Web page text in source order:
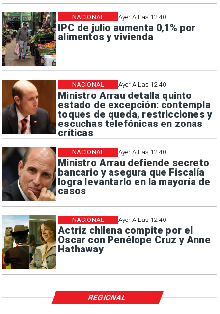
Ayer A Las 12:40
IPC de julio aumenta 0,1% por
alimentos y vivienda
NACIONAL
Ayer A Las 12:40
Ministro Arrau detalla quinto
estado de excepción: contempla
toques de queda, restricciones y
escuchas telefónicas en zonas
críticas
NACIONAL
Ayer A Las 12:40
Ministro Arrau defiende secreto
bancario y asegura que Fiscalía
logra levantarlo en la mayoría de
casos
NACIONAL
Ayer A Las 12:40
Actriz chilena compite por el
Oscar con Penélope Cruz y Anne
Hathaway
NACIONAL
REGIONAL